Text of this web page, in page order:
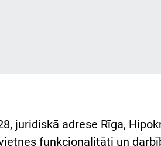
juridiskā adrese Rīga,
funkcionalitāti un